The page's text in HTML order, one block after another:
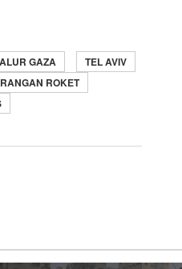
GAZA
TEL AVIV
ROKET